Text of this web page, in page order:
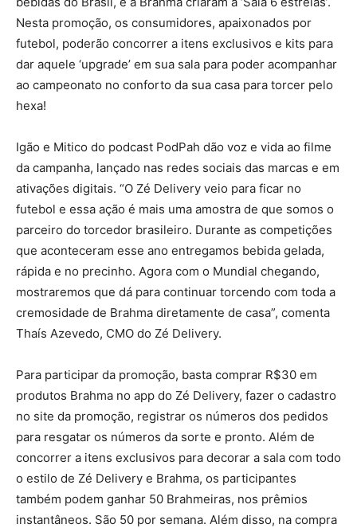
Nesta promoção, os consumidores, apaixonados por
futebol, poderão concorrer a itens exclusivos e kits para
dar aquele ‘upgrade’ em sua sala para poder acompanhar
ao campeonato no conforto da sua casa para torcer pelo
hexa!
Igão e Mitico do podcast PodPah dão voz e vida ao filme
da campanha, lançado nas redes sociais das marcas e em
ativações digitais. “O Zé Delivery veio para ficar no
futebol e essa ação é mais uma amostra de que somos o
parceiro do torcedor brasileiro. Durante as competições
que aconteceram esse ano entregamos bebida gelada,
rápida e no precinho. Agora com o Mundial chegando,
mostraremos que dá para continuar torcendo com toda a
cremosidade de Brahma diretamente de casa”, comenta
Thaís Azevedo, CMO do Zé Delivery.
Para participar da promoção, basta comprar R$30 em
produtos Brahma no app do Zé Delivery, fazer o cadastro
no site da promoção, registrar os números dos pedidos
para resgatar os números da sorte e pronto. Além de
concorrer a itens exclusivos para decorar a sala com todo
o estilo de Zé Delivery e Brahma, os participantes
também podem ganhar 50 Brahmeiras, nos prêmios
instantâneos. São 50 por semana. Além disso, na compra